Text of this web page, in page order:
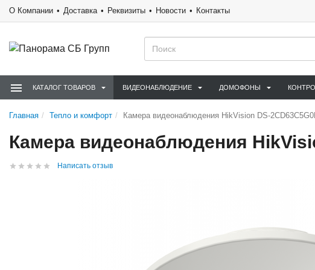
О Компании Доставка Реквизиты Новости Контакты
КАТАЛОГ ТОВАРОВ ВИДЕОНАБЛЮДЕНИЕ ДОМОФОНЫ
Главная Тепло и комфорт Камера видеонаблюдения HikVision DS-
Камера видеонаблюдения
Написать отзыв